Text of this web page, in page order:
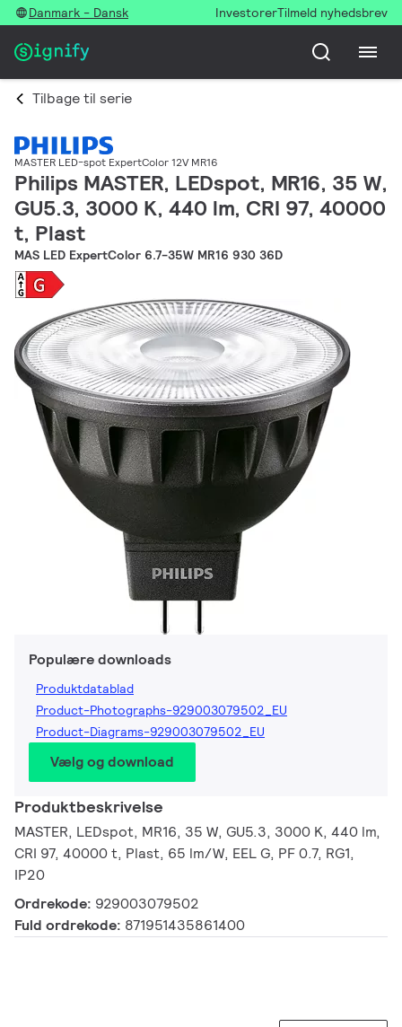
Danmark - Dansk InvestorerTilmeld nyhedsbrev
Tilbage til serie
MASTER LED-spot ExpertColor 12V MR16
Philips MASTER, LEDspot, MR16, 35 W,
GU5.3, 3000 K, 440 lm, CRI 97, 40000
t, Plast
MAS LED ExpertColor 6.7-35W MR16 930 36D
Populære downloads
Produktdatablad
Product-Photographs-929003079502_EU
Product-Diagrams-929003079502_EU
Vælg og download
Produktbeskrivelse
MASTER, LEDspot, MR16, 35 W, GU5.3, 3000 K, 440 lm,
CRI 97, 40000 t, Plast, 65 lm/W, EEL G, PF 0.7, RG1,
IP20
Ordrekode: 929003079502
Fuld ordrekode: 871951435861400